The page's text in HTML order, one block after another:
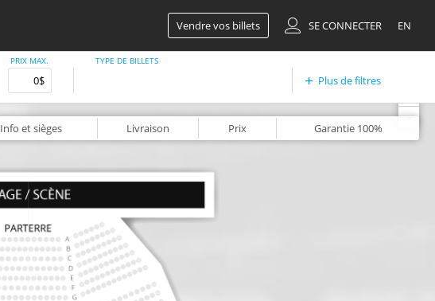
Vendre vos billets SE CONNECTER EN
PRIX MAX. TYPE DE BILLETS
Plus de filtres
Info et sièges Livraison Prix Garantie 100%
-